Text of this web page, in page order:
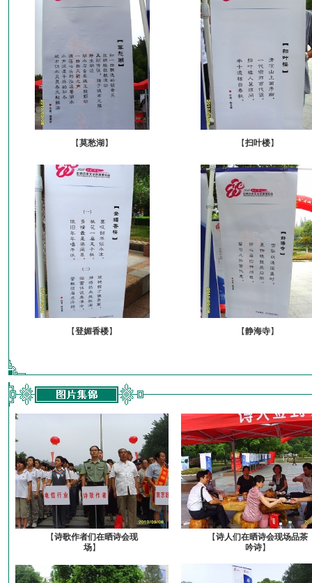
【莫愁湖 】 【扫叶楼】
【登媚香楼】 【静海寺】
【诗歌作者们在晒诗会现
场】
【诗人们在晒诗会现场品茶
吟诗】